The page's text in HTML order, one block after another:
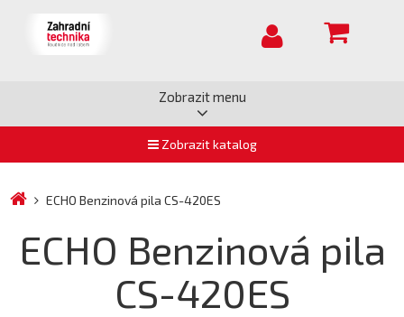
Zobrazit menu
Zobrazit katalog
ECHO Benzinová pila CS-420ES
ECHO Benzinová pila
CS-420ES